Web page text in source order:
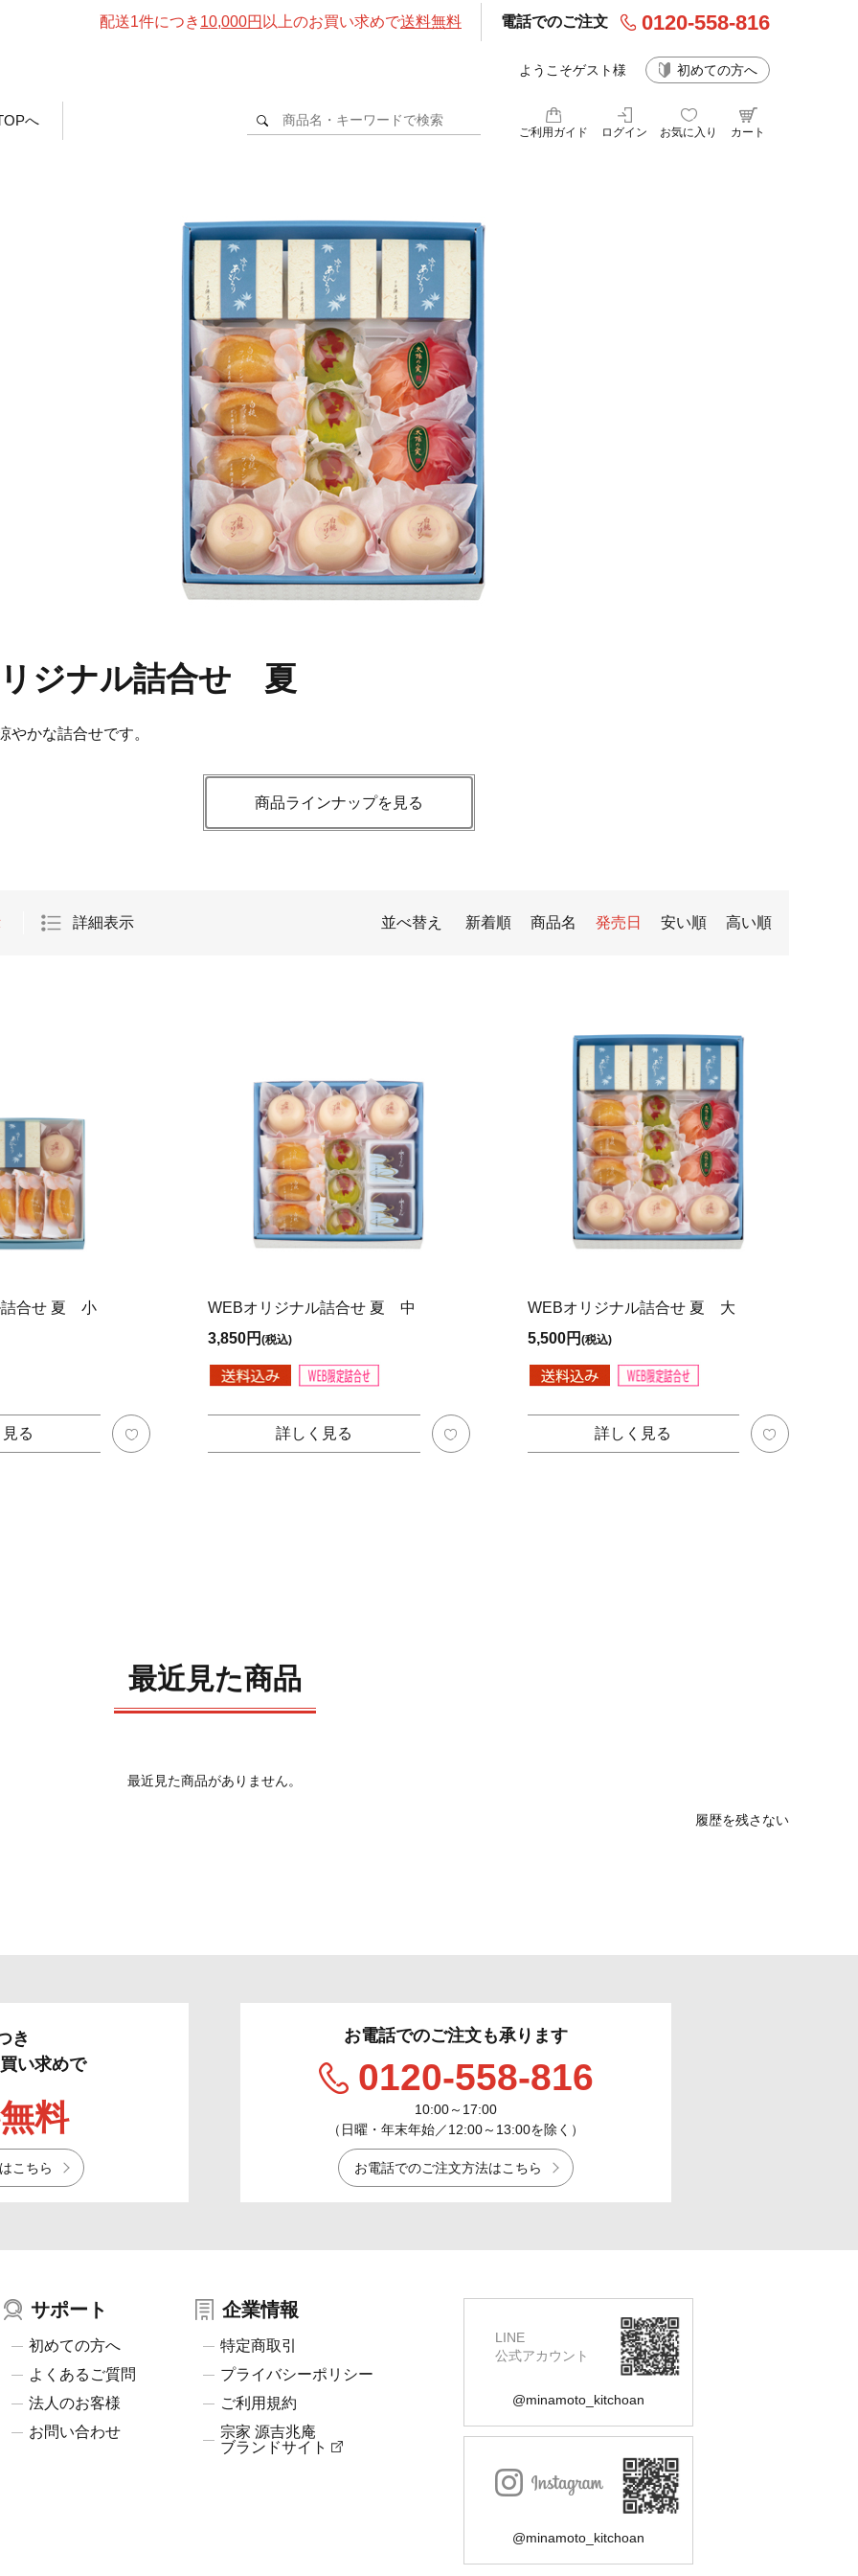
配送1件につき 10,000円 以上のお買い求めで送料無料 電話でのご注文 0120-558-816
ようこそゲスト様 初めての方へ
へ
ご利用ガイド ログイン お気に入り カート
ジナル詰合せ 夏
やかな詰合せです。
商品ラインナップを見る
詳細表示 並べ替え 新着順 商品名 発売日 安い順 高い順
詰合せ 夏 小
る
WEBオリジナル詰合せ 夏 中
3,850円(税込)
詳しく見る
WEBオリジナル詰合せ 夏 大
5,500円 (税込)
詳しく見る
最近見た商品
最近見た商品がありません。
履歴を残さない
き
い求めで
料
こちら
お電話でのご注文も承ります
0120-558-816
10:00～17:00
（日曜・年末年始／12:00～13:00を除く）
お電話でのご注文方法はこちら
サポート
初めての方へ
よくあるご質問
法人のお客様
お問い合わせ
企業情報
特定商取引
プライバシーポリシー
ご利用規約
宗家 源吉兆庵
ブランドサイト
LINE
公式アカウント
@minamoto_kitchoan
@minamoto_kitchoan